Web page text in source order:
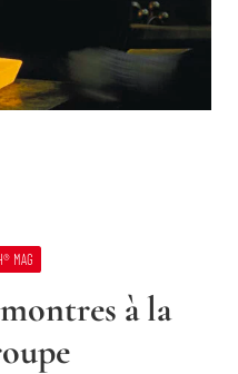
MAG
à la